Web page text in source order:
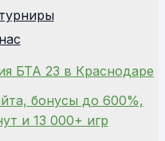
БТА 23 в Краснодаре
бонусы до 600%,
и 13 000+ игр